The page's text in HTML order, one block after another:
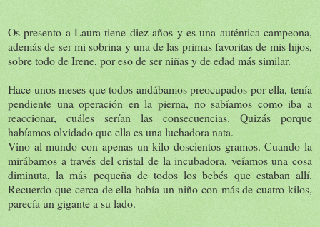
Os presento a Laura tiene diez años y es una auténtica campeona,
además de ser mi sobrina y una de las primas favoritas de mis hijos,
sobre todo de Irene, por eso de ser niñas y de edad más similar.
Hace unos meses que todos andábamos preocupados por ella, tenía
pendiente una operación en la pierna, no sabíamos como iba a
reaccionar, cuáles serían las consecuencias. Quizás porque
habíamos olvidado que ella es una luchadora nata.
Vino al mundo con apenas un kilo doscientos gramos. Cuando la
mirábamos a través del cristal de la incubadora, veíamos una cosa
diminuta, la más pequeña de todos los bebés que estaban allí.
Recuerdo que cerca de ella había un niño con más de cuatro kilos,
parecía un gigante a su lado.